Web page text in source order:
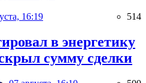
16:19 514
в энергетику
сумму сделки